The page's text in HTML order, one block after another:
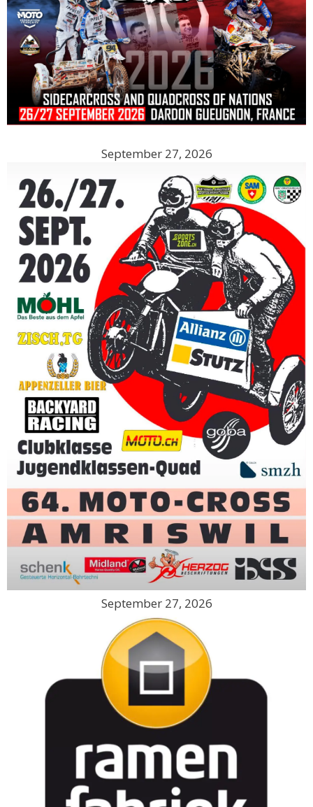
September 27, 2026
September 27, 2026